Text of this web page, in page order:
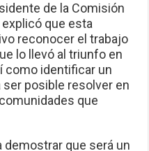
de la Comisión
que esta
reconocer el trabajo
lo llevó al triunfo en
como identificar un
posible resolver en
que
demostrar que será un